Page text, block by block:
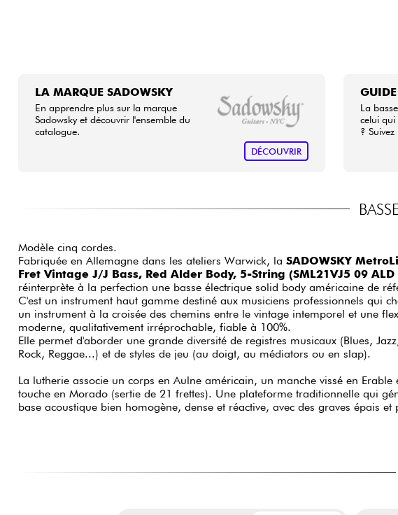
LA MARQUE SADOWSKY
En apprendre plus sur la marque
Sadowsky et découvrir l'ensemble du
catalogue.
DÉCOUVRIR
La
celui
?
Modèle cinq cordes.
Fabriquée en Allemagne dans les ateliers Warwick, la SADOWSKY
Fret Vintage J/J Bass, Red Alder Body, 5-String (SML21VJ5 09 ALD
réinterprète à la perfection une basse électrique solid body américaine de
C'est un instrument haut gamme destiné aux musiciens professionnels qui
un instrument à la croisée des chemins entre le vintage intemporel et une
moderne, qualitativement irréprochable, fiable à 100%.
Elle permet d'aborder une grande diversité de registres musicaux (Blues,
Rock, Reggae...) et de styles de jeu (au doigt, au médiators ou en slap).
La lutherie associe un corps en Aulne américain, un manche vissé en Erable
touche en Morado (sertie de 21 frettes). Une plateforme traditionnelle qui
base acoustique bien homogène, dense et réactive, avec des graves épais et